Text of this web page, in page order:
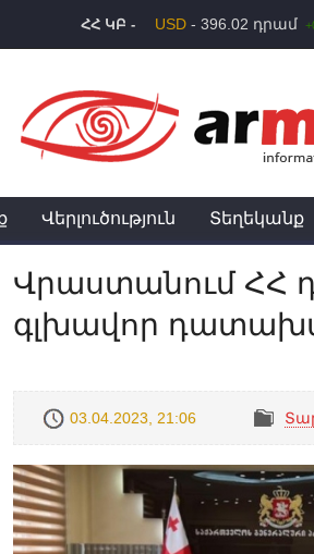
ՀՀ ԿԲ - USD - 396.02 դրամ
Վերլուծություն Տեղեկանք
Վրաստանում ՀՀ
գլխավոր
03.04.2023, 21:06